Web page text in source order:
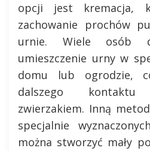
opcji jest kremacja,
zachowanie prochów
urnie. Wiele osób
umieszczenie urny w
domu lub ogrodzie,
dalszego
zwierzakiem. Inną
specjalnie
można stworzyć mały